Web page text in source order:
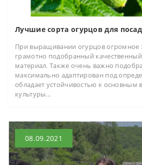
Лучшие сорта огурцов для
При выращивании огурцов огромное
грамотно подобранный
материал. Также очень важно
максимально адаптирован под
обладает устойчивостью к основным
культуры...
08.09.2021